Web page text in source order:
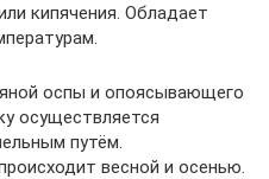
кипячения. Обладает
оспы и опоясывающего
осуществляется
путём.
весной и осенью.